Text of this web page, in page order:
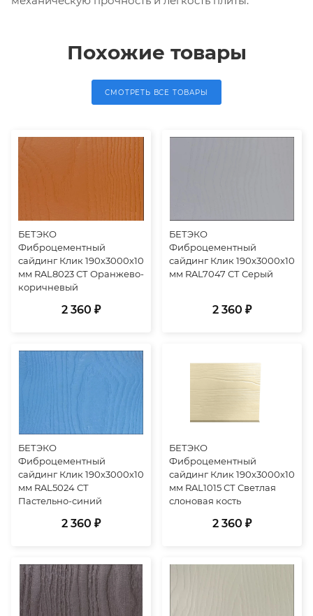
Похожие товары
СМОТРЕТЬ ВСЕ ТОВАРЫ
БЕТЭКО
Фиброцементный
сайдинг Клик 190х3000х10
мм RAL8023 СТ Оранжево-
коричневый
2 360 ₽
БЕТЭКО
Фиброцементный
сайдинг Клик 190х3000х10
мм RAL7047 СТ Серый
2 360 ₽
БЕТЭКО
Фиброцементный
сайдинг Клик 190х3000х10
мм RAL5024 СТ
Пастельно-синий
2 360 ₽
БЕТЭКО
Фиброцементный
сайдинг Клик 190х3000х10
мм RAL1015 СТ Светлая
слоновая кость
2 360 ₽